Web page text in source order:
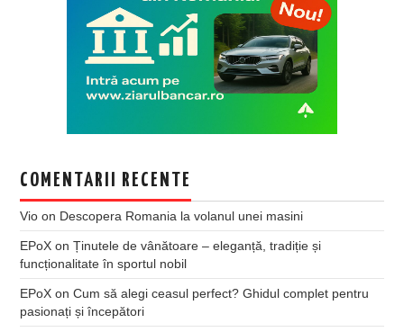
COMENTARII RECENTE
Vio on Descopera Romania la volanul unei masini
EPoX onȚinutele de vânătoare – eleganță, tradiție și
funcționalitate în sportul nobil
EPoX onCum să alegi ceasul perfect? Ghidul complet pentru
pasionați și începători